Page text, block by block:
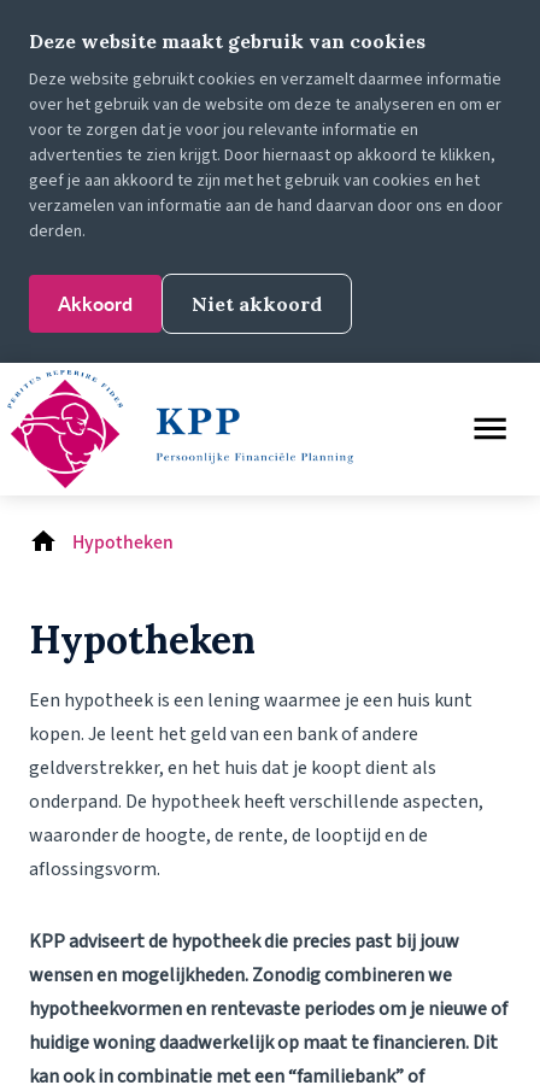
Deze website maakt gebruik van cookies
Deze website gebruikt cookies en verzamelt daarmee informatie
over het gebruik van de website om deze te analyseren en om er
voor te zorgen dat je voor jou relevante informatie en
advertenties te zien krijgt. Door hiernaast op akkoord te klikken,
geef je aan akkoord te zijn met het gebruik van cookies en het
verzamelen van informatie aan de hand daarvan door ons en door
derden.
Akkoord Niet akkoord
Hypotheken
Hypotheken
Een hypotheek is een lening waarmee je een huis kunt
kopen. Je leent het geld van een bank of andere
geldverstrekker, en het huis dat je koopt dient als
onderpand. De hypotheek heeft verschillende aspecten,
waaronder de hoogte, de rente, de looptijd en de
aflossingsvorm.
KPP adviseert de hypotheek die precies past bij jouw
wensen en mogelijkheden. Zonodig combineren we
hypotheekvormen en rentevaste periodes om je nieuwe of
huidige woning daadwerkelijk op maat te financieren. Dit
kan ook in combinatie met een “familiebank” of